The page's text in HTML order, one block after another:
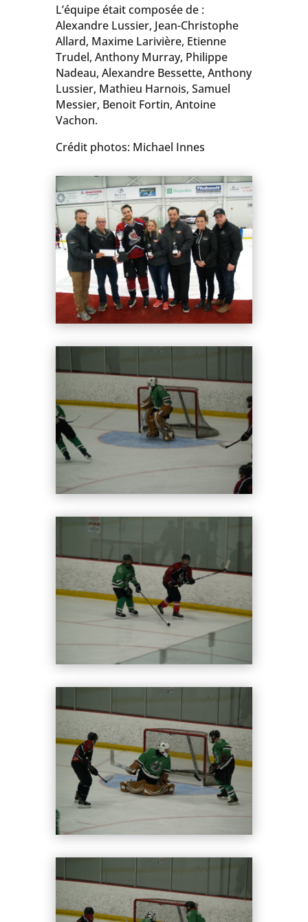
L’équipe était composée de :
Alexandre Lussier, Jean-Christophe
Allard, Maxime Larivière, Etienne
Trudel, Anthony Murray, Philippe
Nadeau, Alexandre Bessette, Anthony
Lussier, Mathieu Harnois, Samuel
Messier, Benoit Fortin, Antoine
Vachon.
Crédit photos: Michael Innes